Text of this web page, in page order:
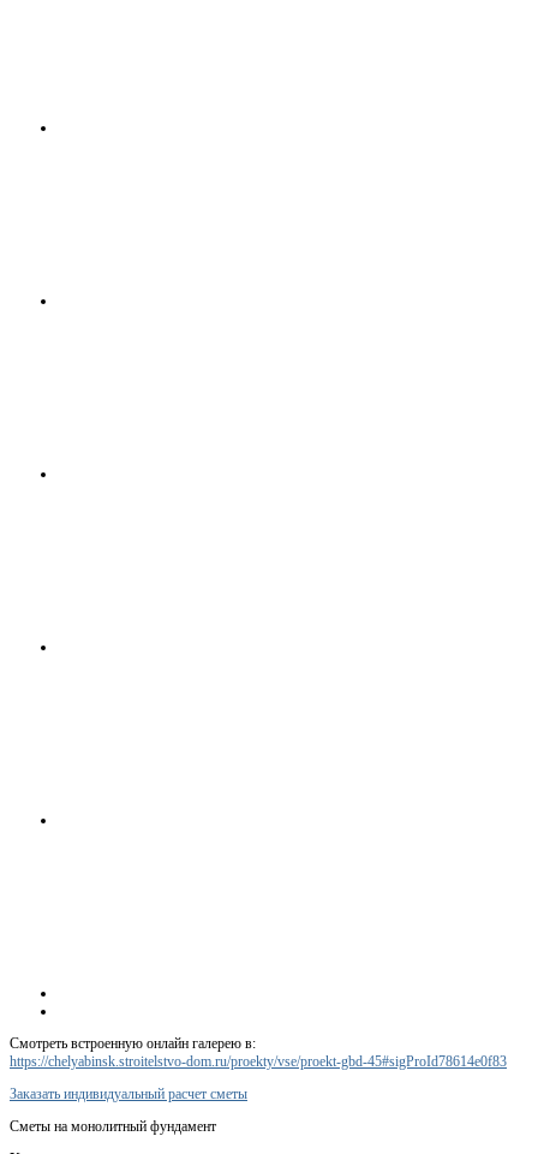
Смотреть встроенную онлайн галерею в:
https://chelyabinsk.stroitelstvo-dom.ru/proekty/vse/proekt-gbd-45#sigProId78614e0f83
Заказать индивидуальный расчет сметы
Сметы на монолитный фундамент